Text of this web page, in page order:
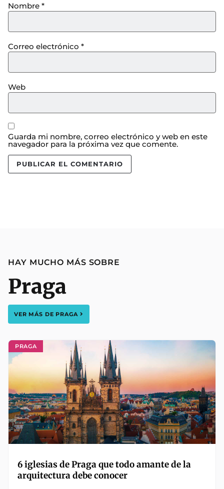
Nombre *
Correo electrónico *
Web
Guarda mi nombre, correo electrónico y web en este
navegador para la próxima vez que comente.
HAY MUCHO MÁS SOBRE
Praga
VER MÁS DE PRAGA
PRAGA
6 iglesias de Praga que todo amante de la
arquitectura debe conocer